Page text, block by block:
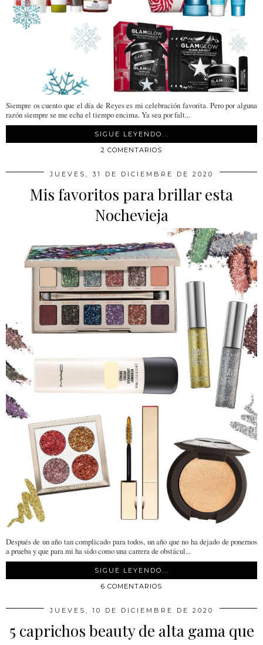
Siempre os cuento que el día de Reyes es mi celebración favorita. Pero por alguna
razón siempre se me echa el tiempo encima. Ya sea por falt...
SIGUE LEYENDO...
2 COMENTARIOS
JUEVES, 31 DE DICIEMBRE DE 2020
Mis favoritos para brillar esta
Nochevieja
Después de un año tan complicado para todos, un año que no ha dejado de ponernos
a prueba y que para mi ha sido como una carrera de obstácul...
SIGUE LEYENDO...
6 COMENTARIOS
JUEVES, 10 DE DICIEMBRE DE 2020
5 caprichos beauty de alta gama que